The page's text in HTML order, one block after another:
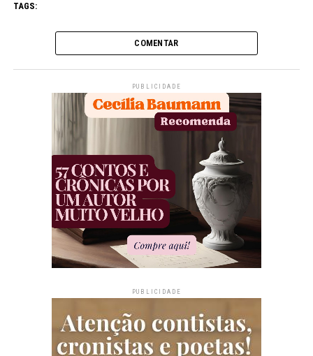
TAGS:
COMENTAR
PUBLICIDADE
PUBLICIDADE